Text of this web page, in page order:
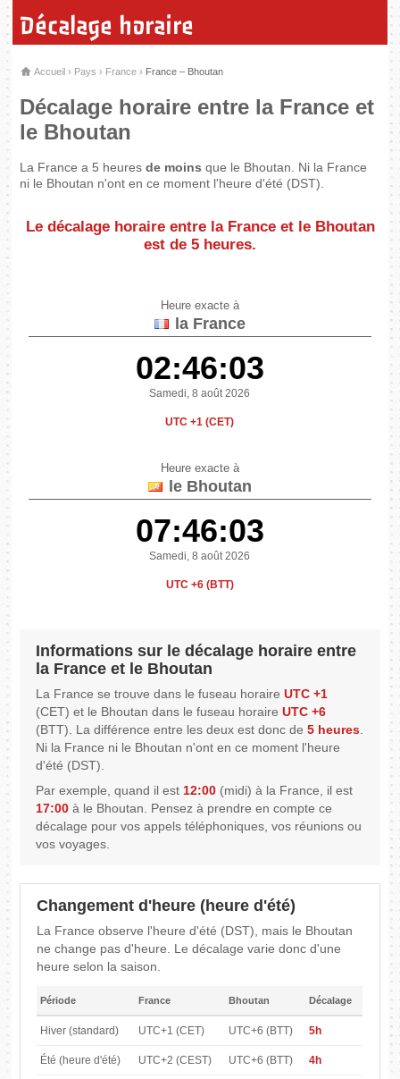
Décalage horaire
Accueil › Pays › France › France – Bhoutan
Décalage horaire entre la France et
le Bhoutan
La France a 5 heuresde moins que le Bhoutan. Ni la France
ni le Bhoutan n'ont en ce moment l'heure d'été (DST).
Le décalage horaire entre la France et le Bhoutan
est de 5 heures.
Heure exacte à
la France
02:46:03
Samedi, 8 août 2026
UTC +1 (CET)
Heure exacte à
le Bhoutan
07:46:03
Samedi, 8 août 2026
UTC +6 (BTT)
Informations sur le décalage horaire entre
la France et le Bhoutan
La France se trouve dans le fuseau horaireUTC +1
(CET) et le Bhoutan dans le fuseau horaireUTC +6
(BTT). La différence entre les deux est donc de5 heures.
Ni la France ni le Bhoutan n'ont en ce moment l'heure
d'été (DST).
Par exemple, quand il est12:00 (midi) à la France, il est
17:00 à le Bhoutan. Pensez à prendre en compte ce
décalage pour vos appels téléphoniques, vos réunions ou
vos voyages.
Changement d'heure (heure d'été)
La France observe l'heure d'été (DST), mais le Bhoutan
ne change pas d'heure. Le décalage varie donc d'une
heure selon la saison.
Période France Bhoutan Décalage
Hiver (standard) UTC+1 (CET) UTC+6 (BTT) 5h
Été (heure d'été) UTC+2 (CEST) UTC+6 (BTT) 4h